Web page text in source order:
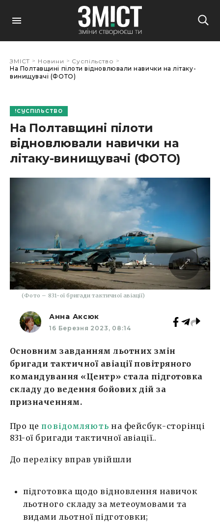
ЗМІСТ > Новини > Суспільство >
На Полтавщині пілоти відновлювали навички на літаку-
винищувачі (ФОТО)
СУСПІЛЬСТВО
На Полтавщині пілоти
відновлювали навички на
літаку-винищувачі (ФОТО)
(Фото – 831-ої бригади тактичної авіації)
Анна Аксюк
16 Березня 2023, 08:14
Основним завданням льотних змін
бригади тактичної авіації повітряного
командування «Центр» стала підготовка
складу до ведення бойових дій за
призначенням.
Про цеповідомляють на фейсбук-сторінці
831-ої бригади тактичної авіації..
До переліку вправ увійшли
підготовка щодо відновлення навичок
льотного складу за метеоумовами та
видами льотної підготовки;